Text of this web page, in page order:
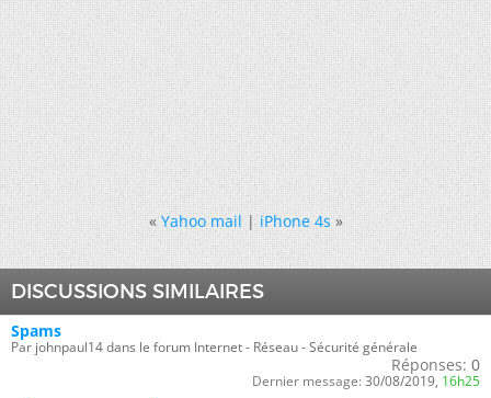
« Yahoo mail|iPhone 4s »
DISCUSSIONS SIMILAIRES
Spams
Par johnpaul14 dans le forum Internet - Réseau - Sécurité générale
Réponses: 0
Dernier message: 30/08/2019, 16h25